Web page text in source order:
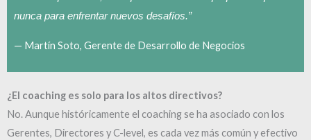
nunca para enfrentar nuevos desafíos.”
— Martín Soto, Gerente de Desarrollo de Negocios
¿El coaching es solo para los altos directivos?
No. Aunque históricamente el coaching se ha asociado con los
Gerentes, Directores y C-level, es cada vez más común y efectivo